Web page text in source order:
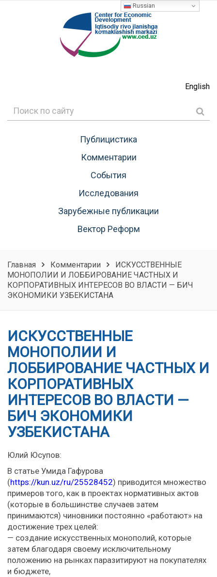
English
Публицистика
Комментарии
События
Исследования
Зарубежные публикации
Вектор Реформ
Главная Комментарии
ИСКУССТВЕННЫЕ
МОНОПОЛИИ И ЛОББИРОВАНИЕ ЧАСТНЫХ И
КОРПОРАТИВНЫХ ИНТЕРЕСОВ ВО ВЛАСТИ — БИЧ
ЭКОНОМИКИ УЗБЕКИСТАНА
ИСКУССТВЕННЫЕ
МОНОПОЛИИ И
ЛОББИРОВАНИЕ ЧАСТНЫХ И
КОРПОРАТИВНЫХ
ИНТЕРЕСОВ ВО ВЛАСТИ —
БИЧ ЭКОНОМИКИ
УЗБЕКИСТАНА
Юлий Юсупов:
В статье Умида Гафурова
(https://kun.uz/ru/25528452) приводится множество
примеров того, как в проектах нормативных актов
(которые в большинстве случаев затем
принимаются) чиновники постоянно «работают» на
достижение трех целей:
— создание искусственных монополий, которые
затем благодаря своему исключительному
положению на рынках паразитируют на покупателях
и бюджете,
Russian